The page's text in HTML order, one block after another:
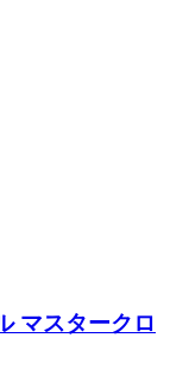
マスタークロ